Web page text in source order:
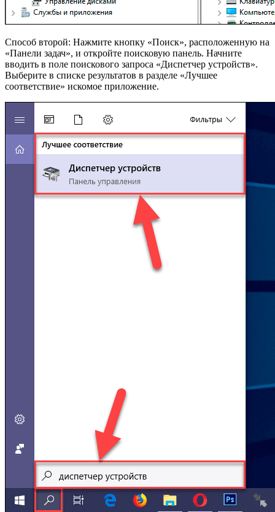
Способ второй: Нажмите кнопку «Поиск», расположенную на
«Панели задач», и откройте поисковую панель. Начните
вводить в поле поискового запроса «Диспетчер устройств».
Выберите в списке результатов в разделе «Лучшее
соответствие» искомое приложение.